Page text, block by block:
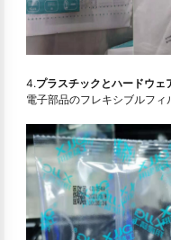
4.プラスチックとハードウェ
電子部品のフレキシブルフィ